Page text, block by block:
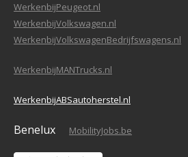
WerkenbijPeugeot.nl
WerkenbijVolkswagen.nl
WerkenbijVolkswagenBedrijfswagens.nl
WerkenbijMANTrucks.nl
WerkenbijABSautoherstel.nl
Benelux MobilityJobs.be